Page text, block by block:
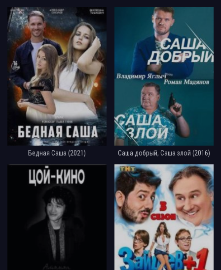
Бедная Саша (2021) Саша добрый, Саша злой (2016)